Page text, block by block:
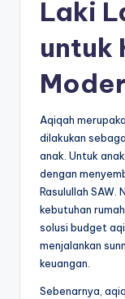
Laki
untuk
Aqiqah
dilakukan
anak. Untuk
dengan
Rasulullah SAW.
kebutuhan
solusi budget
menjalankan
keuangan.
Sebenarnya,